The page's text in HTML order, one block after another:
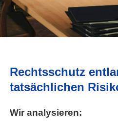
Rechtsschutz
tatsächlichen
Wir analysieren: